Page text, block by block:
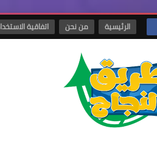
الرئيسية من نحن اتفاقية